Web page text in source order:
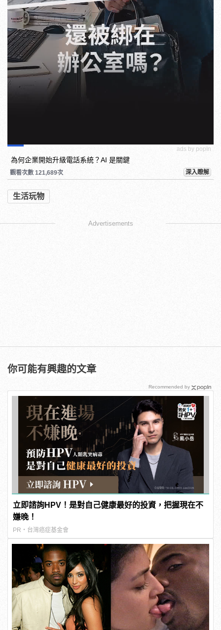
ads by popIn
為何企業開始升級電話系統？AI 是關鍵
觀看次數 121,689次 深入瞭解
生活玩物
Advertisements
你可能有興趣的文章
立即諮詢HPV！是對自己健康最好的投資，把握現在不
嫌晚！
PR・台灣癌症基金會
Recommended by